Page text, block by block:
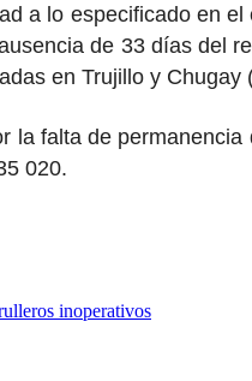
a lo especificado en
de 33 días del
en Trujillo y
la falta de
020.
inoperativos